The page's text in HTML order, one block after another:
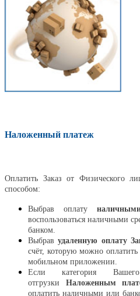
Наложенный платеж
Оплатить Заказ от Физического
способом:
Выбрав оплату
воспользоваться наличными
банком.
Выбравудаленную оплату
счёт, которую можно
мобильном приложении.
Если категория
отгрузки Наложенным
оплатить наличными или